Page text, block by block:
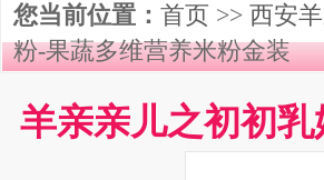
您当前位置： 首页 >> 西安
粉-果蔬多维营养米粉金装
羊亲亲儿之初初